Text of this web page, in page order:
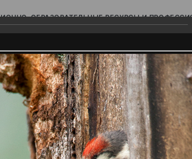
ОБРАЗОВАТЕЛЬНЫЕ РЕСУРСЫ И